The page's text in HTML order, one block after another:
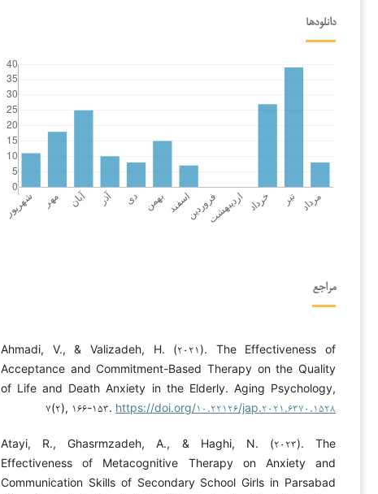
دانلودها
مراجع
Ahmadi, V., & Valizadeh, H. (۲۰۲۱). The Effectiveness of
Acceptance and Commitment-Based Therapy on the Quality
of Life and Death Anxiety in the Elderly. Aging Psychology,
۷(۲), ۱۶۶-۱۵۳. https://doi.org/۱۰.۲۲۱۲۶/jap.۲۰۲۱.۶۳۷۰.۱۵۲۸
Atayi, R., Ghasrmzadeh, A., & Haghi, N. (۲۰۲۳). The
Effectiveness of Metacognitive Therapy on Anxiety and
Communication Skills of Secondary School Girls in Parsabad